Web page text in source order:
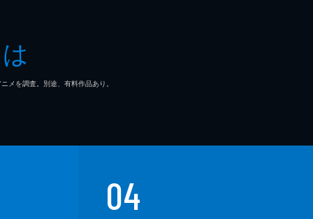
を調査。別途、有料作品あり。
04